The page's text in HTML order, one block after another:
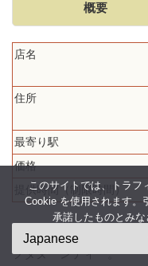
概要
店名
住所
最寄り駅
価格
提供時間（制限時間）
小田急百貨店新宿のカ
フタヌーンティー。
このサイトでは、トラフ
Cookie を使用されます。
承諾したものとみな